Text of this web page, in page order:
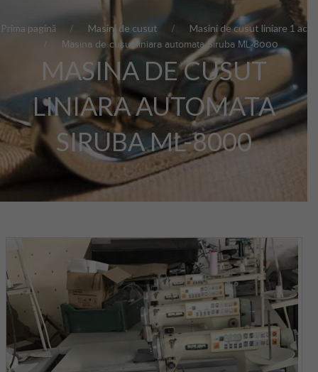
Prima pagină Masini de cusut Masini de cusut liniare 1 ac
Masina de cusut liniara automata Siruba ML-8000
MASINA DE CUSUT
LINIARA AUTOMATA
SIRUBA ML-8000